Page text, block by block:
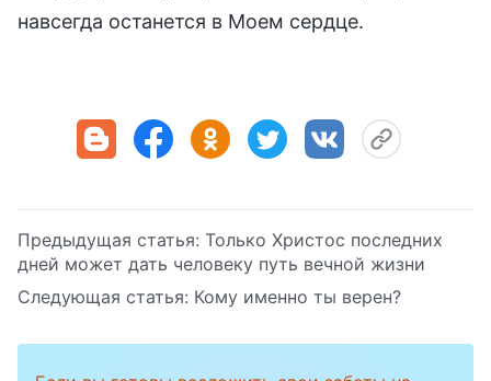
навсегда останется в Моем сердце.
Предыдущая статья: Только Христос последних
дней может дать человеку путь вечной жизни
Следующая статья: Кому именно ты верен?